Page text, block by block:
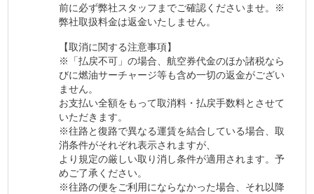
前に必ず弊社スタッフまでご確認くださいませ。※
弊社取扱料金は返金いたしません。
【取消に関する注意事項】
※「払戻不可」の場合、航空券代金のほか諸税なら
びに燃油サーチャージ等も含め一切の返金がござい
ません。
お支払い全額をもって取消料・払戻手数料とさせて
いただきます。
※往路と復路で異なる運賃を結合している場合、取
消条件がそれぞれ表示されますが、
より規定の厳しい取り消し条件が適用されます。予
めご了承ください。
※往路の便をご利用にならなかった場合、それ以降